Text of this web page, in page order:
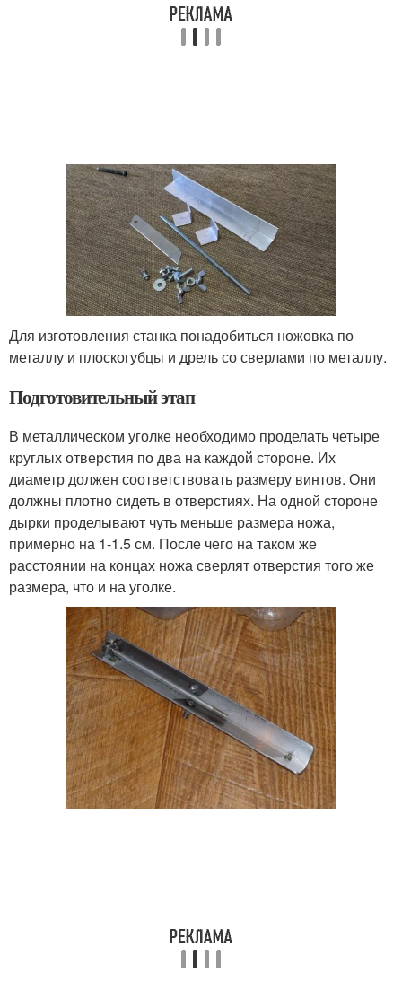
Для изготовления станка понадобиться ножовка по
металлу и плоскогубцы и дрель со сверлами по металлу.
Подготовительный этап
В металлическом уголке необходимо проделать четыре
круглых отверстия по два на каждой стороне. Их
диаметр должен соответствовать размеру винтов. Они
должны плотно сидеть в отверстиях. На одной стороне
дырки проделывают чуть меньше размера ножа,
примерно на 1-1.5 см. После чего на таком же
расстоянии на концах ножа сверлят отверстия того же
размера, что и на уголке.